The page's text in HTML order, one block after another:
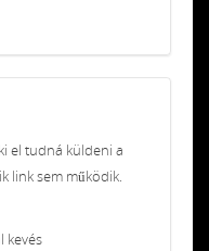
el tudná küldeni a
link sem működik.
kevés